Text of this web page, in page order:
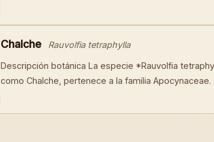
Chalche Rauvolfia tetraphylla
Descripción botánica La especie *Rauvolfia
como Chalche, pertenece a la familia Apocynaceae.